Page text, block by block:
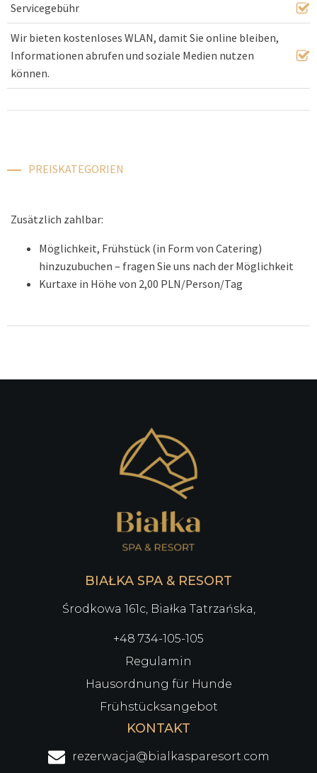
Servicegebühr
Wir bieten kostenloses WLAN, damit Sie online bleiben,
Informationen abrufen und soziale Medien nutzen
können.
PREISKATEGORIEN
Zusätzlich zahlbar:
Möglichkeit, Frühstück (in Form von Catering)
hinzuzubuchen – fragen Sie uns nach der Möglichkeit
Kurtaxe in Höhe von 2,00 PLN/Person/Tag
BIAŁKA SPA & RESORT
Środkowa 161c, Białka Tatrzańska,
+48 734-105-105
Regulamin
Hausordnung für Hunde
Frühstücksangebot
KONTAKT
rezerwacja@bialkasparesort.com